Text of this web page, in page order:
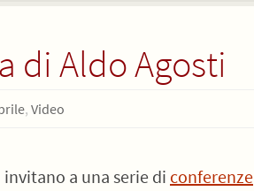
di Aldo Agosti
,Video
a una serie di conferenze